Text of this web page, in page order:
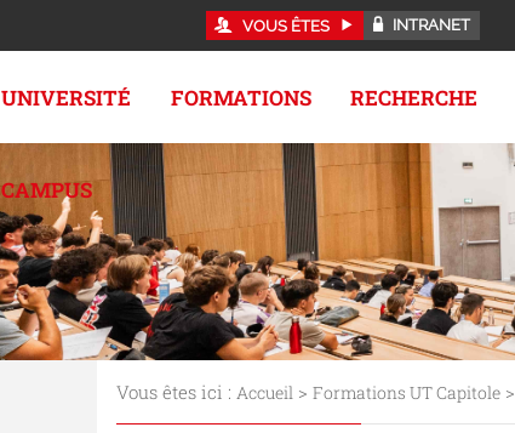
VOUS ÊTES INTRANET
UNIVERSITÉ FORMATIONS RECHERCHE
CAMPUS
Vous êtes ici : Accueil> Formations UT Capitole>